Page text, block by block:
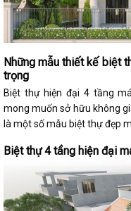
Những mẫu thiết kế biệt
trọng
Biệt thự hiện đại 4 tầng
mong muốn sở hữu không
là một số mẫu biệt thự đẹp
Biệt thự 4 tầng hiện đại